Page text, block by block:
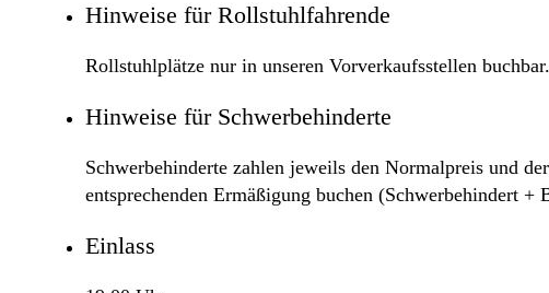
Hinweise für Rollstuhlfahrende
Rollstuhlplätze nur in unseren Vorverkaufsstellen buchbar.
Hinweise für Schwerbehinderte
Schwerbehinderte zahlen jeweils den Normalpreis und
entsprechenden Ermäßigung buchen (Schwerbehindert +
Einlass